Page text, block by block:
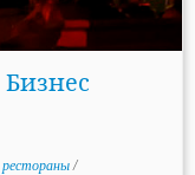
рестораны/